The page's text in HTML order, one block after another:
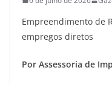
Empreendimento de
empregos diretos
Por Assessoria de